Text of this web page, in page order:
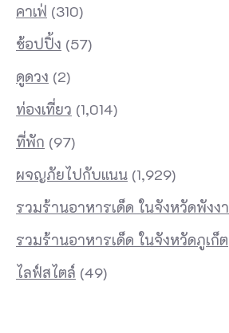
คาเฟ่ (310)
ช้อปปิ้ง (57)
ดูดวง (2)
ท่องเที่ยว (1,014)
ที่พัก (97)
ผจญภัยไปกับแนน (1,929)
รวมร้านอาหารเด็ด ในจังหวัดพังงา
รวมร้านอาหารเด็ด ในจังหวัดภูเก็ต
ไลฟ์สไตล์ (49)